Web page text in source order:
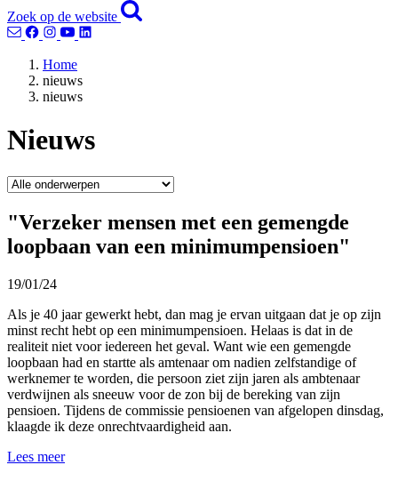
Zoek op de website
Home
nieuws
nieuws
Nieuws
"Verzeker mensen met een gemengde
loopbaan van een minimumpensioen"
19/01/24
Als je 40 jaar gewerkt hebt, dan mag je ervan uitgaan dat je op zijn
minst recht hebt op een minimumpensioen. Helaas is dat in de
realiteit niet voor iedereen het geval. Want wie een gemengde
loopbaan had en startte als amtenaar om nadien zelfstandige of
werknemer te worden, die persoon ziet zijn jaren als ambtenaar
verdwijnen als sneeuw voor de zon bij de bereking van zijn
pensioen. Tijdens de commissie pensioenen van afgelopen dinsdag,
klaagde ik deze onrechtvaardigheid aan.
Lees meer